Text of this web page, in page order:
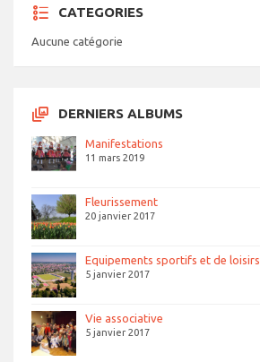
CATEGORIES
Aucune catégorie
DERNIERS ALBUMS
Manifestations
11 mars 2019
Fleurissement
20 janvier 2017
Equipements sportifs et de loisirs
5 janvier 2017
Vie associative
5 janvier 2017